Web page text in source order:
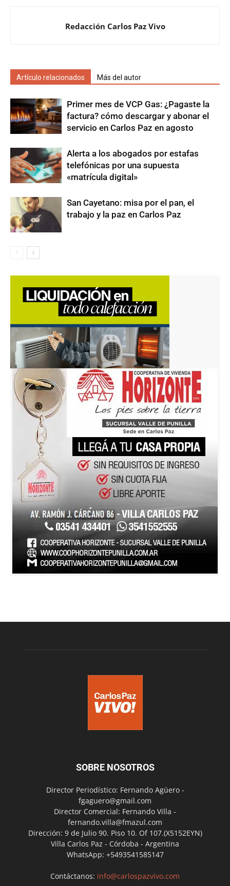
Redacción Carlos Paz Vivo
Artículo relacionados Más del autor
Primer mes de VCP Gas: ¿Pagaste la
factura? cómo descargar y abonar el
servicio en Carlos Paz en agosto
Alerta a los abogados por estafas
telefónicas por una supuesta
«matrícula digital»
San Cayetano: misa por el pan, el
trabajo y la paz en Carlos Paz
SOBRE NOSOTROS
Director Periodístico: Fernando Agüero -
fgaguero@gmail.com
Director Comercial: Fernando Villa -
fernando.villa@fmazul.com
Dirección: 9 de Julio 90. Piso 10. Of 107.(X5152EYN)
Villa Carlos Paz - Córdoba - Argentina
WhatsApp: +5493541585147
Contáctanos: info@carlospazvivo.com